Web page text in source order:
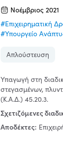
Νοέμβριος 2021
#Επιχειρηματική
#Υπουργείο
Απλούστευση
Υπαγωγή στη
στεγασμένων,
(Κ.Α.Δ.) 45.20.3.
Σχετιζόμενες
Αποδέκτες: